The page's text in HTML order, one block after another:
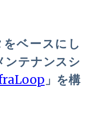
ベースにし
ンテナンスシ
」を構